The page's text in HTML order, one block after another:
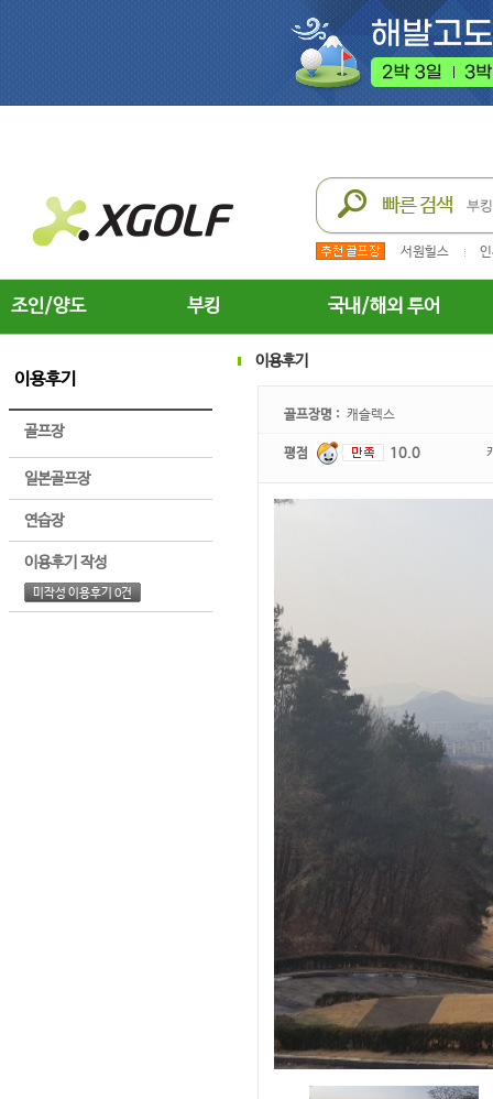
서원힐스
조인/양도 부킹 국내/해외 투어
이용후기
골프장
일본골프장
연습장
이용후기 작성
미작성 이용후기 0건
이용후기
골프장명 : 캐슬렉스
평점 10.0